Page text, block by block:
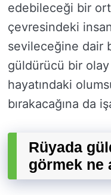
edebileceği bir
çevresindeki
sevileceğine dair
güldürücü bir
hayatındaki
bırakacağına da
Rüyada
görmek ne